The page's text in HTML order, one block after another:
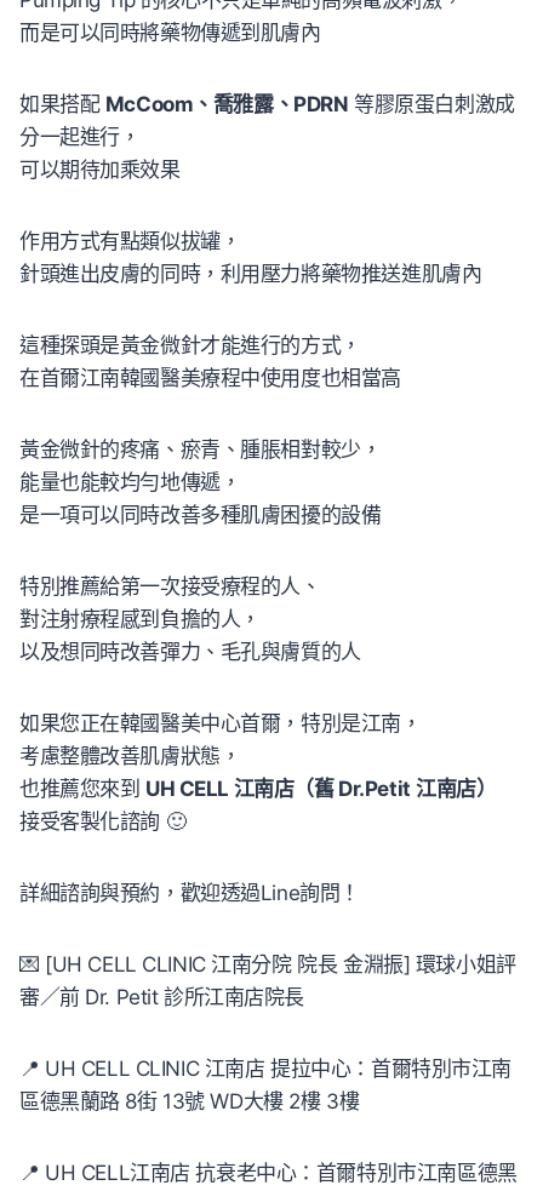
而是可以同時將藥物傳遞到肌膚內
如果搭配 McCoom、喬雅露、PDRN 等膠原蛋白刺激成
分一起進行，
可以期待加乘效果
作用方式有點類似拔罐，
針頭進出皮膚的同時，利用壓力將藥物推送進肌膚內
這種探頭是黃金微針才能進行的方式，
在首爾江南韓國醫美療程中使用度也相當高
黃金微針的疼痛、瘀青、腫脹相對較少，
能量也能較均勻地傳遞，
是一項可以同時改善多種肌膚困擾的設備
特別推薦給第一次接受療程的人、
對注射療程感到負擔的人，
以及想同時改善彈力、毛孔與膚質的人
如果您正在韓國醫美中心首爾，特別是江南，
考慮整體改善肌膚狀態，
也推薦您來到 UH CELL 江南店（舊 Dr.Petit 江南店）
接受客製化諮詢 🙂
詳細諮詢與預約，歡迎透過Line詢問！
💌 [UH CELL CLINIC 江南分院 院長 金淵振] 環球小姐評
審／前 Dr. Petit 診所江南店院長
📍 UH CELL CLINIC 江南店 提拉中心：首爾特別市江南
區德黑蘭路 8街 13號 WD大樓 2樓 3樓
📍 UH CELL江南店 抗衰老中心：首爾特別市江南區德黑